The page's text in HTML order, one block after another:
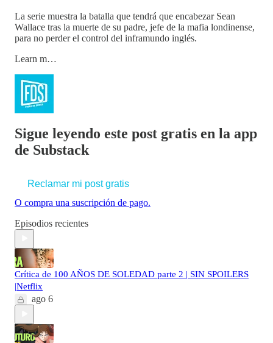
La serie muestra la batalla que tendrá que encabezar Sean
Wallace tras la muerte de su padre, jefe de la mafia londinense,
para no perder el control del inframundo inglés.
Learn m…
Sigue leyendo este post gratis en la app
de Substack
Reclamar mi post gratis
O compra una suscripción de pago.
Episodios recientes
Crítica de 100 AÑOS DE SOLEDAD parte 2 | SIN SPOILERS
|Netflix
ago 6